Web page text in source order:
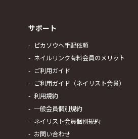
サポート
ピカソウへ手配依頼
ネイルリンク有料会員のメリット
ご利用ガイド
ご利用ガイド（ネイリスト会員）
利用規約
一般会員個別規約
ネイリスト会員個別規約
お問い合わせ